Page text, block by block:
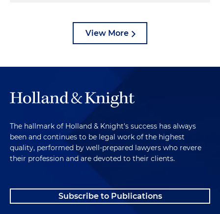
View More
The hallmark of Holland & Knight's success has always
been and continues to be legal work of the highest
quality, performed by well-prepared lawyers who revere
their profession and are devoted to their clients.
Subscribe to Publications